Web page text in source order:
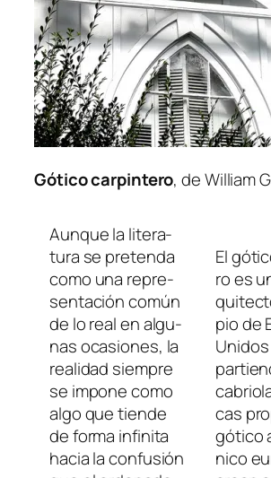
Gótico car­pin­te­ro, de William
Aunque la li­te­ra­
tu­ra se pre­ten­da
co­mo una re­pre­
sen­ta­ción co­mún
de lo real en al­gu­
nas oca­sio­nes, la
reali­dad siem­pre
se im­po­ne co­mo
al­go que tien­de
de for­ma in­fi­ni­ta
ha­cia la con­fu­sión
El
ro es
pio de
Unidos
cas
gó­ti­co
ni­co